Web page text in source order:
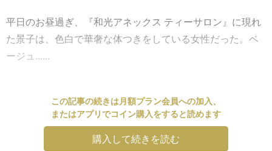
平日のお昼過ぎ、『和光アネックス ティーサロン』に現れ
た景子は、色白で華奢な体つきをしている女性だった。ベ
ージュ......
この記事の続きは月額プラン会員への加入、
またはアプリでコイン購入をすると読めます
購入して続きを読む